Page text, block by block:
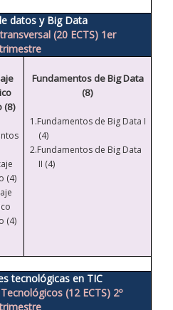
datos y Big Data
(20 ECTS) 1er
(8)
(4)
(4)
Fundamentos de Big Data
(8)
1.Fundamentos de Big Data I
(4)
2.Fundamentos de Big Data
II (4)
tecnológicas en TIC
(12 ECTS) 2º